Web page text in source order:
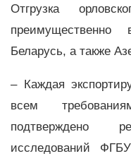
Отгрузка
Беларусь, а также
– Каждая
всем
подтверждено
исследований